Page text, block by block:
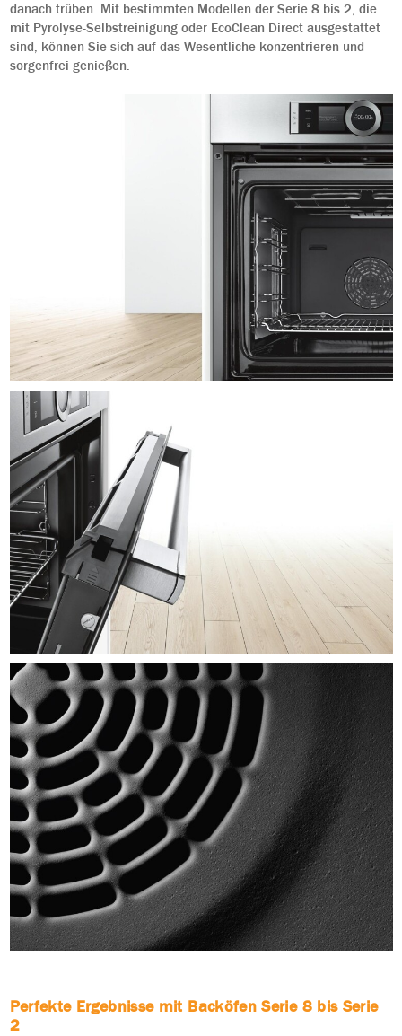
danach trüben. Mit bestimmten Modellen der Serie 8 bis 2, die
mit Pyrolyse-Selbstreinigung oder EcoClean Direct ausgestattet
sind, können Sie sich auf das Wesentliche konzentrieren und
sorgenfrei genießen.
Perfekte Ergebnisse mit Backöfen Serie 8 bis Serie
2